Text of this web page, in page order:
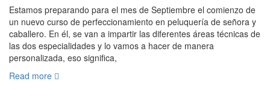
Estamos preparando para el mes de Septiembre el comienzo de
un nuevo curso de perfeccionamiento en peluquería de señora y
caballero. En él, se van a impartir las diferentes áreas técnicas de
las dos especialidades y lo vamos a hacer de manera
personalizada, eso significa,
Read more